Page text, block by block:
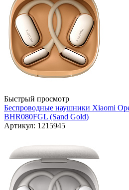
Быстрый просмотр
Беспроводные наушники Xiaomi
BHR080FGL (Sand Gold)
Артикул: 1215945